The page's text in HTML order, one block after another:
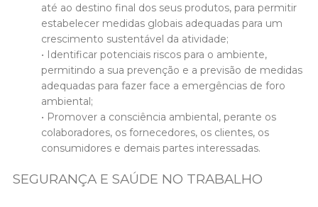
até ao destino final dos seus produtos, para permitir
estabelecer medidas globais adequadas para um
crescimento sustentável da atividade;
• Identificar potenciais riscos para o ambiente,
permitindo a sua prevenção e a previsão de medidas
adequadas para fazer face a emergências de foro
ambiental;
• Promover a consciência ambiental, perante os
colaboradores, os fornecedores, os clientes, os
consumidores e demais partes interessadas.
SEGURANÇA E SAÚDE NO TRABALHO